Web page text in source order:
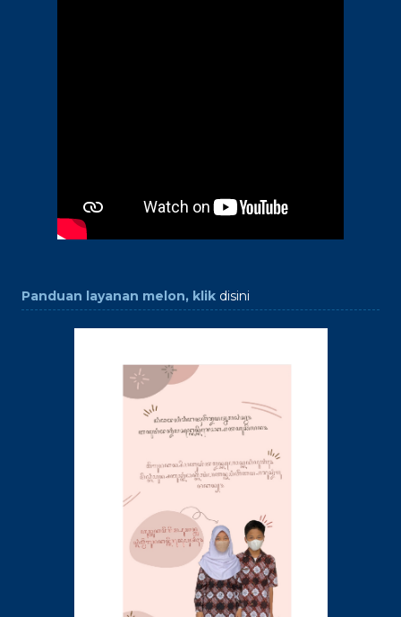
Panduan layanan melon, klik disini